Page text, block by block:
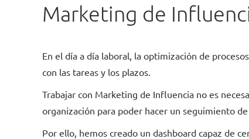
Marketing de
En el día a día laboral, la optimización de
con las tareas y los plazos.
Trabajar con Marketing de Influencia no es
organización para poder hacer un seguimiento
Por ello, hemos creado un dashboard capaz de